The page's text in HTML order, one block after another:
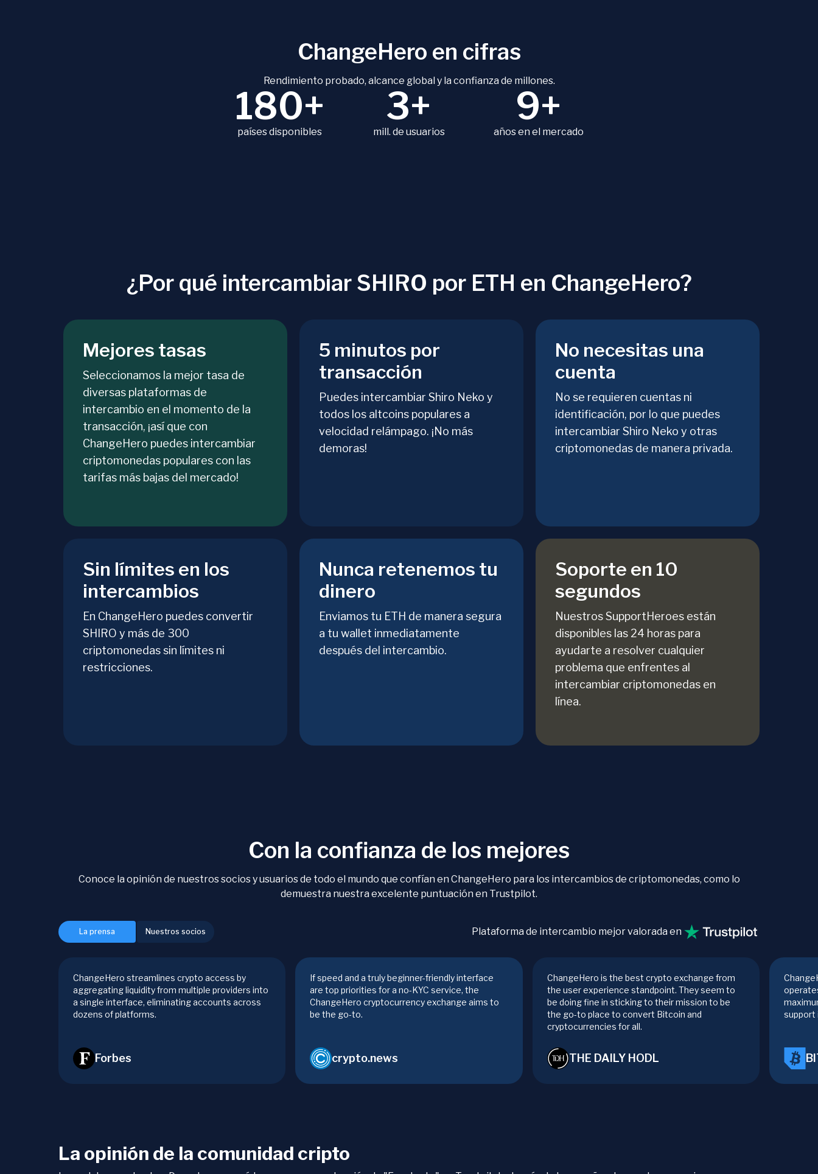
ChangeHero en cifras
Rendimiento probado, alcance global y la confianza de millones.
180+
países disponibles
3+
mill. de usuarios
9+
años en el mercado
¿Por qué intercambiar SHIRO por ETH en ChangeHero?
Mejores tasas
Seleccionamos la mejor tasa de
diversas plataformas de
intercambio en el momento de la
transacción, ¡así que con
ChangeHero puedes intercambiar
criptomonedas populares con las
tarifas más bajas del mercado!
5 minutos por
transacción
Puedes intercambiar Shiro Neko y
todos los altcoins populares a
velocidad relámpago. ¡No más
demoras!
No necesitas una
cuenta
No se requieren cuentas ni
identificación, por lo que puedes
intercambiar Shiro Neko y otras
criptomonedas de manera privada.
Sin límites en los
intercambios
En ChangeHero puedes convertir
SHIRO y más de 300
criptomonedas sin límites ni
restricciones.
Nunca retenemos tu
dinero
Enviamos tu ETH de manera segura
a tu wallet inmediatamente
después del intercambio.
Soporte en 10
segundos
Nuestros SupportHeroes están
disponibles las 24 horas para
ayudarte a resolver cualquier
problema que enfrentes al
intercambiar criptomonedas en
línea.
Con la confianza de los mejores
Conoce la opinión de nuestros socios y usuarios de todo el mundo que confían en ChangeHero para los intercambios de criptomonedas, como lo
demuestra nuestra excelente puntuación en Trustpilot.
La prensa Nuestros socios Plataforma de intercambio mejor valorada en
ChangeHero streamlines crypto access by
aggregating liquidity from multiple providers into
a single interface, eliminating accounts across
dozens of platforms.
Forbes
If speed and a truly beginner-friendly interface
are top priorities for a no-KYC service, the
ChangeHero cryptocurrency exchange aims to
be the go-to.
crypto.news
ChangeHero is the best crypto exchange from
the user experience standpoint. They seem to
be doing fine in sticking to their mission to be
the go-to place to convert Bitcoin and
cryptocurrencies for all.
THE DAILY HODL
support
La opinión de la comunidad cripto